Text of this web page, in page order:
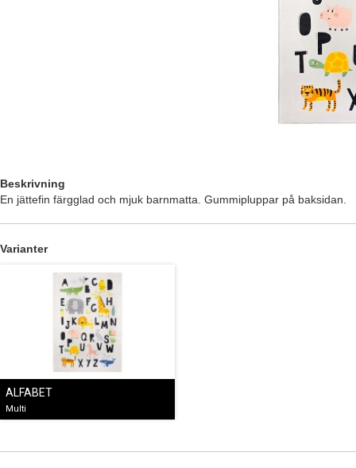
Beskrivning
En jättefin färgglad och mjuk barnmatta. Gummipluppar på baksidan.
Varianter
ALFABET
Multi